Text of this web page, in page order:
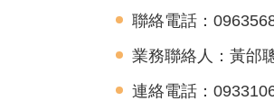
聯絡電話：
業務聯絡人：黃邰
連絡電話：